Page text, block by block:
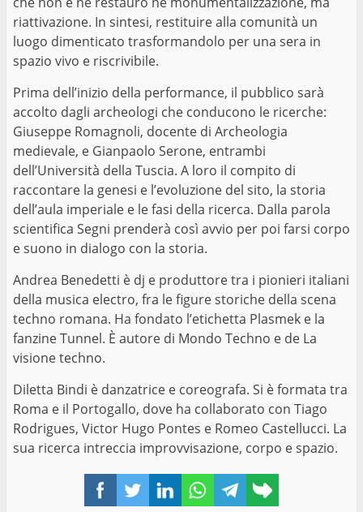
FacebookTwitterLinkedInWhatsAppTelegram
link
riattivazione. In sintesi, restituire alla comunità un
luogo dimenticato trasformandolo per una sera in
spazio vivo e riscrivibile.
Prima dell’inizio della performance, il pubblico sarà
accolto dagli archeologi che conducono le ricerche:
Giuseppe Romagnoli, docente di Archeologia
medievale, e Gianpaolo Serone, entrambi
dell’Università della Tuscia. A loro il compito di
raccontare la genesi e l’evoluzione del sito, la storia
dell’aula imperiale e le fasi della ricerca. Dalla parola
scientifica Segni prenderà così avvio per poi farsi corpo
e suono in dialogo con la storia.
Andrea Benedetti è dj e produttore tra i pionieri italiani
della musica electro, fra le figure storiche della scena
techno romana. Ha fondato l’etichetta Plasmek e la
fanzine Tunnel. È autore di Mondo Techno e de La
visione techno.
Diletta Bindi è danzatrice e coreografa. Si è formata tra
Roma e il Portogallo, dove ha collaborato con Tiago
Rodrigues, Victor Hugo Pontes e Romeo Castellucci. La
sua ricerca intreccia improvvisazione, corpo e spazio.